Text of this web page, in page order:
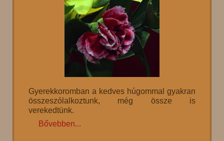
Gyerekkoromban a kedves húgommal gyakran
összeszólalkoztunk, még össze is
verekedtünk.
Bővebben...